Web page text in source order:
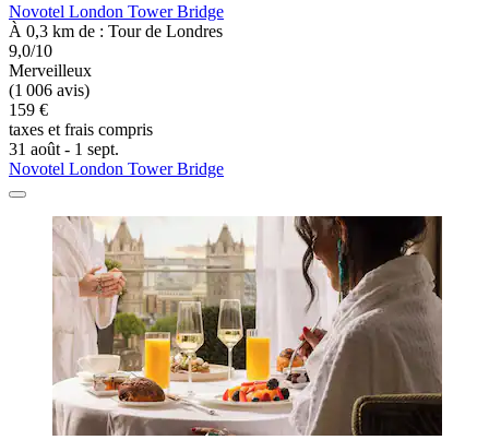
Novotel London Tower Bridge
À 0,3 km de : Tour de Londres
9,0/10
Merveilleux
(1 006 avis)
159 €
taxes et frais compris
31 août - 1 sept.
Novotel London Tower Bridge